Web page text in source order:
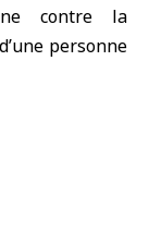
contre la
personne